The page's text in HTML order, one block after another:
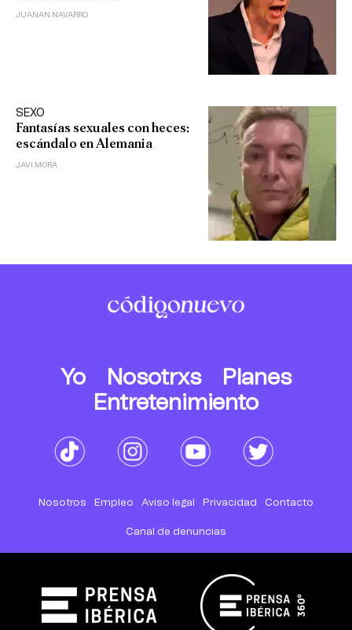
JUANAN NAVARRO
SEXO
Fantasías sexuales con heces:
escándalo en Alemania
JAVI MORA
Yo Nosotrxs
Planes
Entretenimiento
Nosotros Empleo Aviso legal Privacidad Contacto
Canal de denuncias